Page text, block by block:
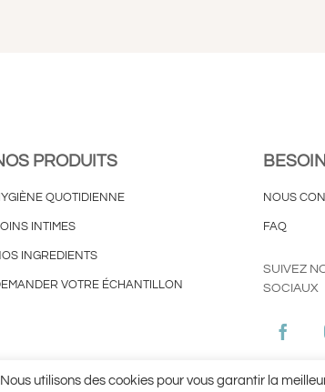
PRODUITS
QUOTIDIENNE
INTIMES
INGREDIENTS
VOTRE ÉCHANTILLON
NOUS
FAQ
SUIVEZ
SOCIAUX
Cookies Conditions Générales d’Utilisation ©Aginax
Nous utilisons des cookies pour vous garantir la